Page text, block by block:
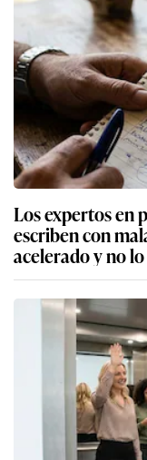
Los expertos en
escriben con
acelerado y no